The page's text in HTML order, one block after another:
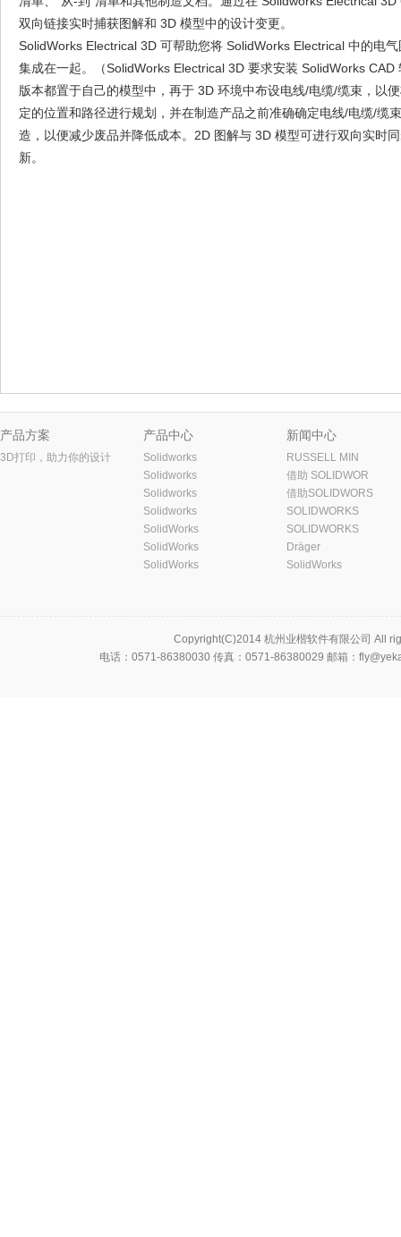
双向链接实时捕获图解和 3D 模型中的设计变更。
SolidWorks Electrical 3D 可帮助您将 SolidWorks Electrical 中的电
集成在一起。（SolidWorks Electrical 3D 要求安装 SolidWorks
版本都置于自己的模型中，再于 3D 环境中布设电线/电缆/缆束，以
定的位置和路径进行规划，并在制造产品之前准确确定电线/电缆/缆
造，以便减少废品并降低成本。2D 图解与 3D 模型可进行双向实时
新。
产品方案
3D打印，助力你的设计
产品中心
Solidworks
Solidworks
Solidworks
Solidworks
SolidWorks
SolidWorks
SolidWorks
新闻中心
RUSSELL MIN
借助 SOLIDWOR
借助SOLIDWORS
SOLIDWORKS
SOLIDWORKS
Dräger
SolidWorks
Copyright(C)2014 杭州业楷软件有限公司 All
电话：0571-86380030 传真：0571-86380029 邮箱：